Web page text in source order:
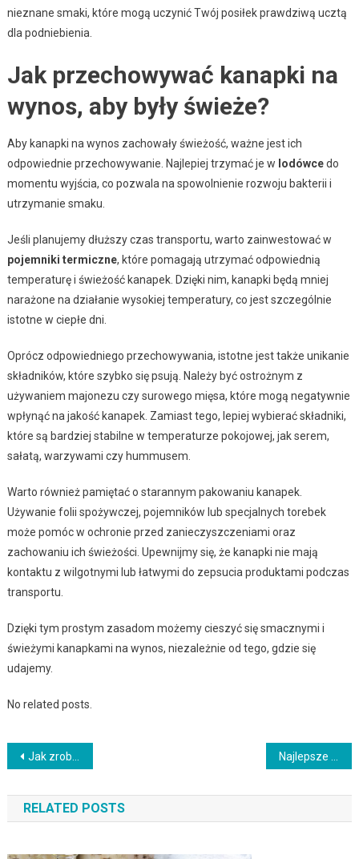
nieznane smaki, które mogą uczynić Twój posiłek prawdziwą ucztą
dla podniebienia.
Jak przechowywać kanapki na
wynos, aby były świeże?
Aby kanapki na wynos zachowały świeżość, ważne jest ich
odpowiednie przechowywanie. Najlepiej trzymać je w lodówcedo
momentu wyjścia, co pozwala na spowolnienie rozwoju bakterii i
utrzymanie smaku.
Jeśli planujemy dłuższy czas transportu, warto zainwestować w
pojemniki termiczne, które pomagają utrzymać odpowiednią
temperaturę i świeżość kanapek. Dzięki nim, kanapki będą mniej
narażone na działanie wysokiej temperatury, co jest szczególnie
istotne w ciepłe dni.
Oprócz odpowiedniego przechowywania, istotne jest także unikanie
składników, które szybko się psują. Należy być ostrożnym z
używaniem majonezu czy surowego mięsa, które mogą negatywnie
wpłynąć na jakość kanapek. Zamiast tego, lepiej wybierać składniki,
które są bardziej stabilne w temperaturze pokojowej, jak serem,
sałatą, warzywami czy hummusem.
Warto również pamiętać o starannym pakowaniu kanapek.
Używanie folii spożywczej, pojemników lub specjalnych torebek
może pomóc w ochronie przed zanieczyszczeniami oraz
zachowaniu ich świeżości. Upewnijmy się, że kanapki nie mają
kontaktu z wilgotnymi lub łatwymi do zepsucia produktami podczas
transportu.
Dzięki tym prostym zasadom możemy cieszyć się smacznymi i
świeżymi kanapkami na wynos, niezależnie od tego, gdzie się
udajemy.
No related posts.
Nawigacja
wpisu
Jak zrobić desery bez cukru – przepisy na słodkości dla diabetyków i osób na diecie
RELATED POSTS